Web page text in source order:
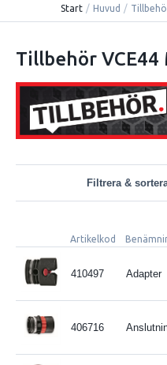
Start / Huvud /
Tillbehör VCE44
Filtrera &
Artikelkod
410497 Adapter
406716